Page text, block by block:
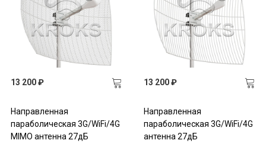
13 200 ₽
Направленная
параболическая 3G/WiFi/4G
MIMO антенна 27дБ
13 200 ₽
Направленная
параболическая 3G/WiFi/4G
антенна 27дБ